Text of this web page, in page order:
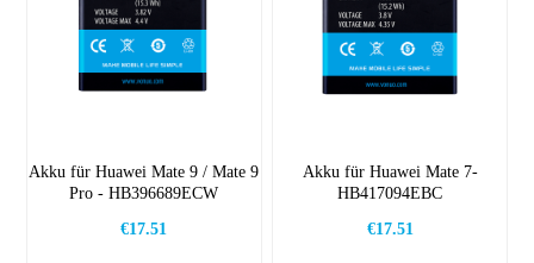
Akku für Huawei Mate 9 / Mate 9
Pro - HB396689ECW
€17.51
Akku für Huawei Mate 7-
HB417094EBC
€17.51